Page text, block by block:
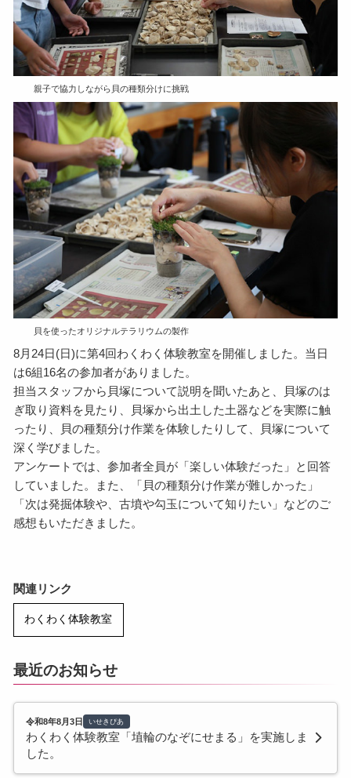
親子で協力しながら貝の種類分けに挑戦
貝を使ったオリジナルテラリウムの製作
8月24日(日)に第4回わくわく体験教室を開催しました。当日
は6組16名の参加者がありました。
担当スタッフから貝塚について説明を聞いたあと、貝塚のは
ぎ取り資料を見たり、貝塚から出土した土器などを実際に触
ったり、貝の種類分け作業を体験したりして、貝塚について
深く学びました。
アンケートでは、参加者全員が「楽しい体験だった」と回答
していました。また、「貝の種類分け作業が難しかった」
「次は発掘体験や、古墳や勾玉について知りたい」などのご
感想もいただきました。
関連リンク
わくわく体験教室
最近のお知らせ
令和8年8月3日 いせきぴあ
わくわく体験教室「埴輪のなぞにせまる」を実施しま
した。